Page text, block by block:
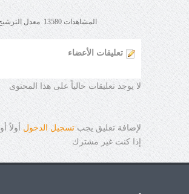
المشاهدات 13580 معدل الترشيح
تعليقات الأعضاء
لا يوجد تعليقات حالياً على هذا المحتوى
لإضافة تعليق يجب تسجيل الدخول أولاً أو
إذا كنت غير مشترك